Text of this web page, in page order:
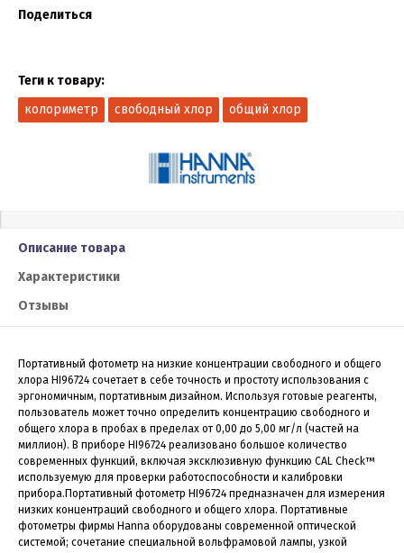
Поделиться
Теги к товару:
колориметр
свободный хлор общий хлор
Описание товара
Характеристики
Отзывы
Портативный фотометр на низкие концентрации свободного и общего
хлора HI96724 сочетает в себе точность и простоту использования с
эргономичным, портативным дизайном. Используя готовые реагенты,
пользователь может точно определить концентрацию свободного и
общего хлора в пробах в пределах от 0,00 до 5,00 мг/л (частей на
миллион). В приборе HI96724 реализовано большое количество
современных функций, включая эксклюзивную функцию CAL Check™
используемую для проверки работоспособности и калибровки
прибора.Портативный фотометр HI96724 предназначен для измерения
низких концентраций свободного и общего хлора. Портативные
фотометры фирмы Hanna оборудованы современной оптической
системой; сочетание специальной вольфрамовой лампы, узкой